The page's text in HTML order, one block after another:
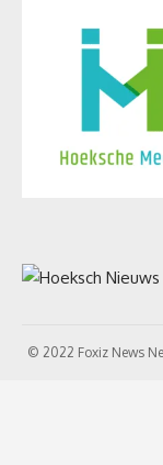
© 2022 Foxiz News